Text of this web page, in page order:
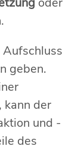
geben.
kann der
und -
des